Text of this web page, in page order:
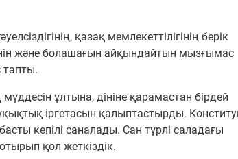
қазақ мемлекеттілігінің берік
және болашағын айқындайтын мызғымас
тапты.
ұлтына, дініне қарамастан бірдей
іргетасын қалыптастырды.
кепілі саналады. Сан түрлі саладағы
қол жеткіздік.